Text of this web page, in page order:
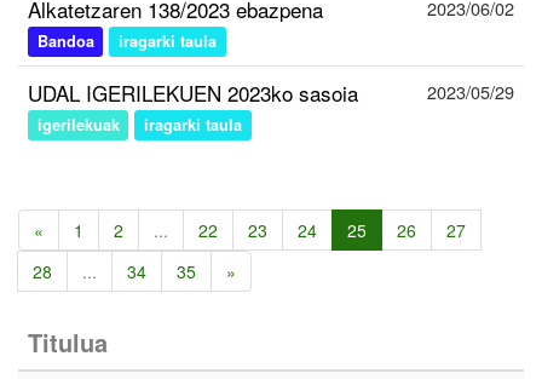
Alkatetzaren 138/2023 ebazpena
Bandoa iragarki taula
2023/06/02
UDAL IGERILEKUEN 2023ko sasoia
igerilekuak iragarki taula
2023/05/29
« 1 2 ... 22 23 24 25 26
27
28
... 34 35 »
Titulua